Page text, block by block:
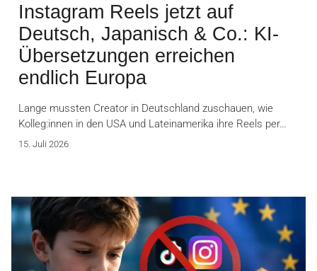
Instagram Reels jetzt auf
Deutsch, Japanisch & Co.: KI-
Übersetzungen erreichen
endlich Europa
Lange mussten Creator in Deutschland zuschauen, wie
Kolleg:innen in den USA und Lateinamerika ihre Reels per…
15. Juli 2026